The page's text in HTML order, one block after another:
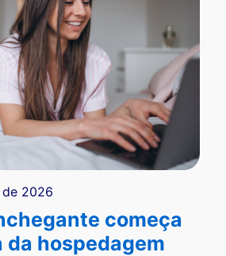
2026
começa
da hospedagem